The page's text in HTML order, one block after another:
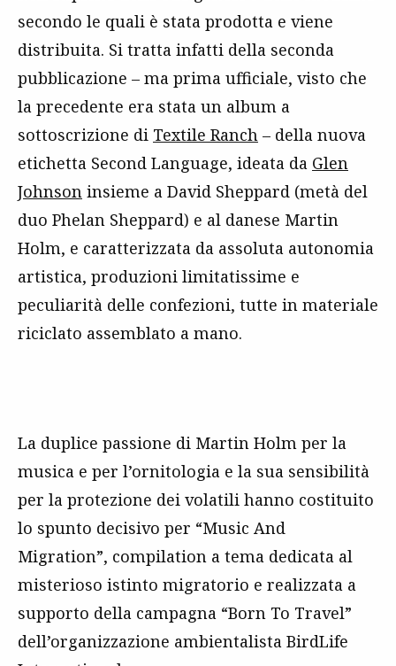
secondo le quali è stata prodotta e viene
distribuita. Si tratta infatti della seconda
pubblicazione – ma prima ufficiale, visto che
la precedente era stata un album a
sottoscrizione di Textile Ranch – della nuova
etichetta Second Language, ideata da Glen
Johnson insieme a David Sheppard (metà del
duo Phelan Sheppard) e al danese Martin
Holm, e caratterizzata da assoluta autonomia
artistica, produzioni limitatissime e
peculiarità delle confezioni, tutte in materiale
riciclato assemblato a mano.
La duplice passione di Martin Holm per la
musica e per l’ornitologia e la sua sensibilità
per la protezione dei volatili hanno costituito
lo spunto decisivo per “Music And
Migration”, compilation a tema dedicata al
misterioso istinto migratorio e realizzata a
supporto della campagna “Born To Travel”
dell’organizzazione ambientalista BirdLife